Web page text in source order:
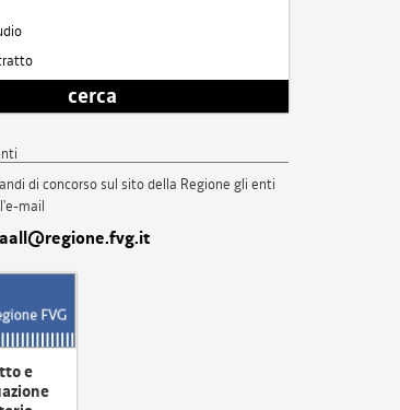
cerca
di concorso sul sito della Regione gli enti
mail
e